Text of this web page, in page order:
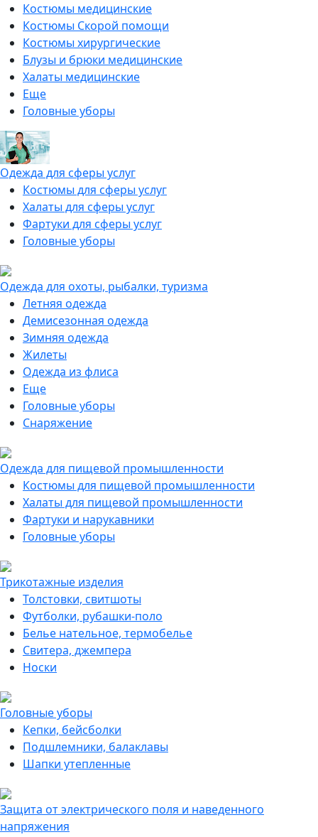
Костюмы медицинские
Костюмы Скорой помощи
Костюмы хирургические
Блузы и брюки медицинские
Халаты медицинские
Еще
Головные уборы
Одежда для сферы услуг
Костюмы для сферы услуг
Халаты для сферы услуг
Фартуки для сферы услуг
Головные уборы
Одежда для охоты, рыбалки, туризма
Летняя одежда
Демисезонная одежда
Зимняя одежда
Жилеты
Одежда из флиса
Еще
Головные уборы
Снаряжение
Одежда для пищевой промышленности
Костюмы для пищевой промышленности
Халаты для пищевой промышленности
Фартуки и нарукавники
Головные уборы
Трикотажные изделия
Толстовки, свитшоты
Футболки, рубашки-поло
Белье нательное, термобелье
Свитера, джемпера
Носки
Головные уборы
Кепки, бейсболки
Подшлемники, балаклавы
Шапки утепленные
Защита от электрического поля и наведенного
напряжения